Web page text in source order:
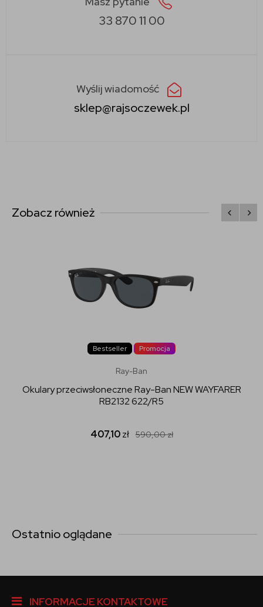
33 870 11 00
Wyślij wiadomość
sklep@rajsoczewek.pl
Zobacz również
Bestseller Promocja
Ray-Ban
Okulary przeciwsłoneczne Ray-Ban NEW WAYFARER
RB2132 622/R5
407,10zł 590,00zł
Ostatnio oglądane
INFORMACJE KONTAKTOWE